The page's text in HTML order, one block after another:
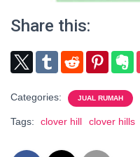
Share this:
Categories: JUAL RUMAH
Tags: clover hill clover hills